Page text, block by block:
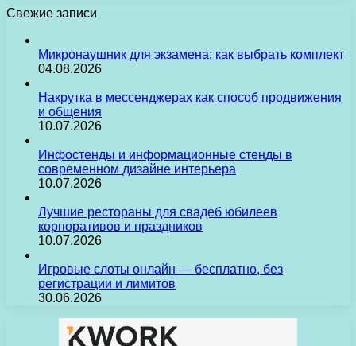
Свежие записи
Микронаушник для экзамена: как выбрать комплект
04.08.2026
Накрутка в мессенджерах как способ продвижения
и общения
10.07.2026
Инфостенды и информационные стенды в
современном дизайне интерьера
10.07.2026
Лучшие рестораны для свадеб юбилеев
корпоративов и праздников
10.07.2026
Игровые слоты онлайн — бесплатно, без
регистрации и лимитов
30.06.2026